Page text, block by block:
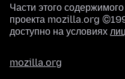
Части этого
проекта mozilla.org
доступно на условиях
mozilla.org